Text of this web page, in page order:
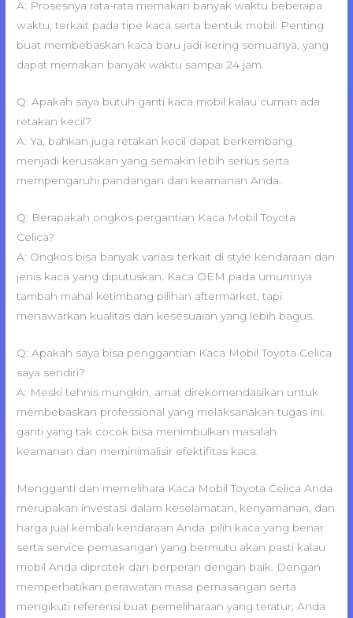
A: Prosesnya rata-rata memakan banyak waktu beberapa
waktu, terkait pada tipe kaca serta bentuk mobil. Penting
buat membebaskan kaca baru jadi kering semuanya, yang
dapat memakan banyak waktu sampai 24 jam.
Q: Apakah saya butuh ganti kaca mobil kalau cuman ada
retakan kecil?
A: Ya, bahkan juga retakan kecil dapat berkembang
menjadi kerusakan yang semakin lebih serius serta
mempengaruhi pandangan dan keamanan Anda.
Q: Berapakah ongkos pergantian Kaca Mobil Toyota
Celica?
A: Ongkos bisa banyak variasi terkait di style kendaraan dan
jenis kaca yang diputuskan. Kaca OEM pada umumnya
tambah mahal ketimbang pilihan aftermarket, tapi
menawarkan kualitas dan kesesuaian yang lebih bagus.
Q: Apakah saya bisa penggantian Kaca Mobil Toyota Celica
saya sendiri?
A: Meski tehnis mungkin, amat direkomendasikan untuk
membebaskan professional yang melaksanakan tugas ini.
ganti yang tak cocok bisa menimbulkan masalah
keamanan dan meminimalisir efektifitas kaca.
Mengganti dan memelihara Kaca Mobil Toyota Celica Anda
merupakan investasi dalam keselamatan, kenyamanan, dan
harga jual kembali kendaraan Anda. pilih kaca yang benar
serta service pemasangan yang bermutu akan pasti kalau
mobil Anda diprotek dan berperan dengan baik. Dengan
memperhatikan perawatan masa pemasangan serta
mengikuti referensi buat pemeliharaan yang teratur, Anda